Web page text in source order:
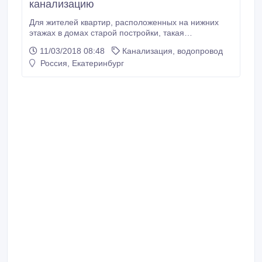
канализацию
Для жителей квартир, расположенных на нижних
этажах в домах старой постройки, такая
сточные воды, является жестокой реальностью.
Такая неприятность обусловлена засорами
11/03/2018 08:48
Канализация, водопровод
Россия, Екатеринбург